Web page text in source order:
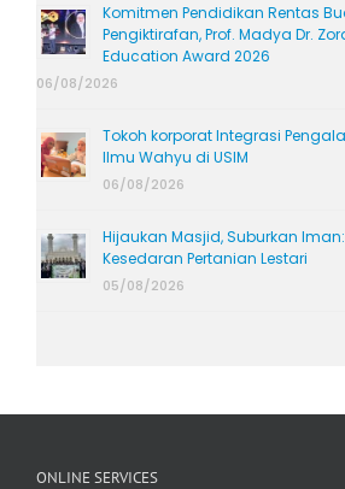
Komitmen Pendidikan Rentas
Pengiktirafan, Prof. Madya Dr.
Education Award 2026
06/08/2026
Tokoh korporat Integrasi
Ilmu Wahyu di USIM
06/08/2026
Hijaukan Masjid, Suburkan Iman:
Kesedaran Pertanian Lestari
05/08/2026
ONLINE SERVICES